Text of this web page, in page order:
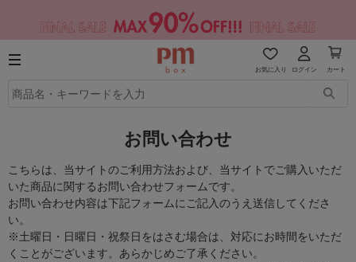
お気に入り ログイン カート
お問い合わせ
こちらは、当サイトのご利用方法および、当サイトでご購入いただ
いた商品に関するお問い合わせフォームです。
お問い合わせ内容は下記フォームにご記入のうえ送信してくださ
い。
※土曜日・日曜日・祝祭日をはさむ場合は、対応にお時間をいただ
くことがございます。あらかじめご了承ください。